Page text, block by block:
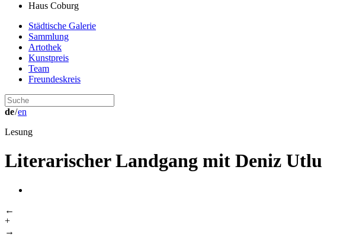
Haus Coburg
Städtische Galerie
Sammlung
Artothek
Kunstpreis
Team
Freundeskreis
de/en
Lesung
Literarischer Landgang mit Deniz Utlu
←
+
→